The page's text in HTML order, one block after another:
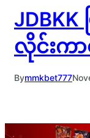
လိုင်းကာ
Bymmkbet777